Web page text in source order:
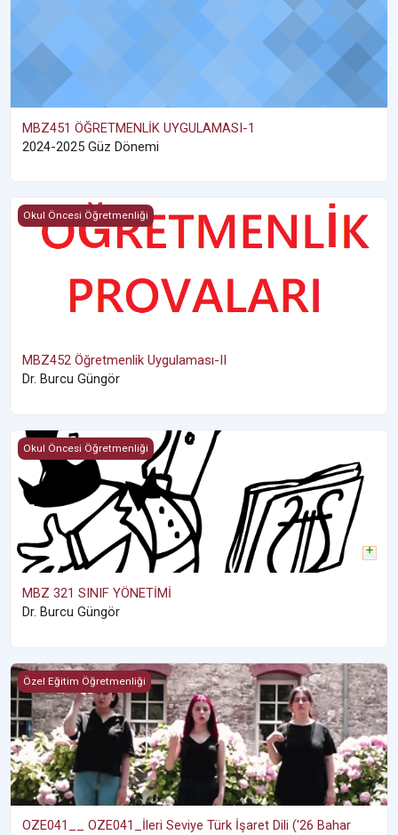
MBZ451 ÖĞRETMENLİK UYGULAMASI-1
2024-2025 Güz Dönemi
MBZ452 Öğretmenlik Uygulaması-II
Okul Öncesi Öğretmenliği
MBZ452 Öğretmenlik Uygulaması-II
Dr. Burcu Güngör
MBZ 321 SINIF YÖNETİMİ
Okul Öncesi Öğretmenliği
MBZ 321 SINIF YÖNETİMİ
Dr. Burcu Güngör
OZE041__ OZE041_İleri Seviye Türk İşaret Dili ('26 Bahar Dönemi)
Özel Eğitim Öğretmenliği
OZE041__ OZE041_İleri Seviye Türk İşaret Dili ('26 Bahar